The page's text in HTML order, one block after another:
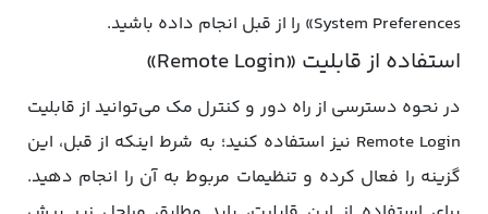
System Preferences» را از قبل انجام داده باشید.
استفاده از قابلیت «Remote Login»
در نحوه دسترسی از راه دور و کنترل مک می‌توانید از قابلیت
Remote Login نیز استفاده کنید؛ به شرط اینکه از قبل، این
گزینه را فعال کرده و تنظیمات مربوط به آن را انجام دهید.